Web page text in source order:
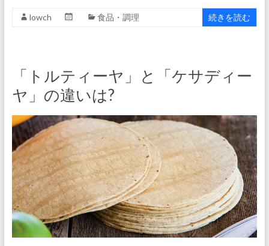
lowch 食品・調理 続きを読む
「トルティーヤ」と「ケサディー
ヤ」の違いは?